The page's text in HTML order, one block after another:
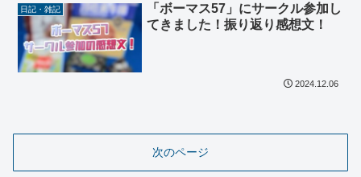
日記・雑記
「ボーマス57」にサークル参加し
てきました！振り返り感想文！
2024.12.06
次のページ